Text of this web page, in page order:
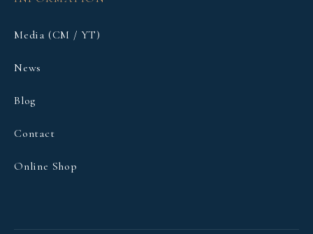
Media (CM / YT)
News
Blog
Contact
Online Shop